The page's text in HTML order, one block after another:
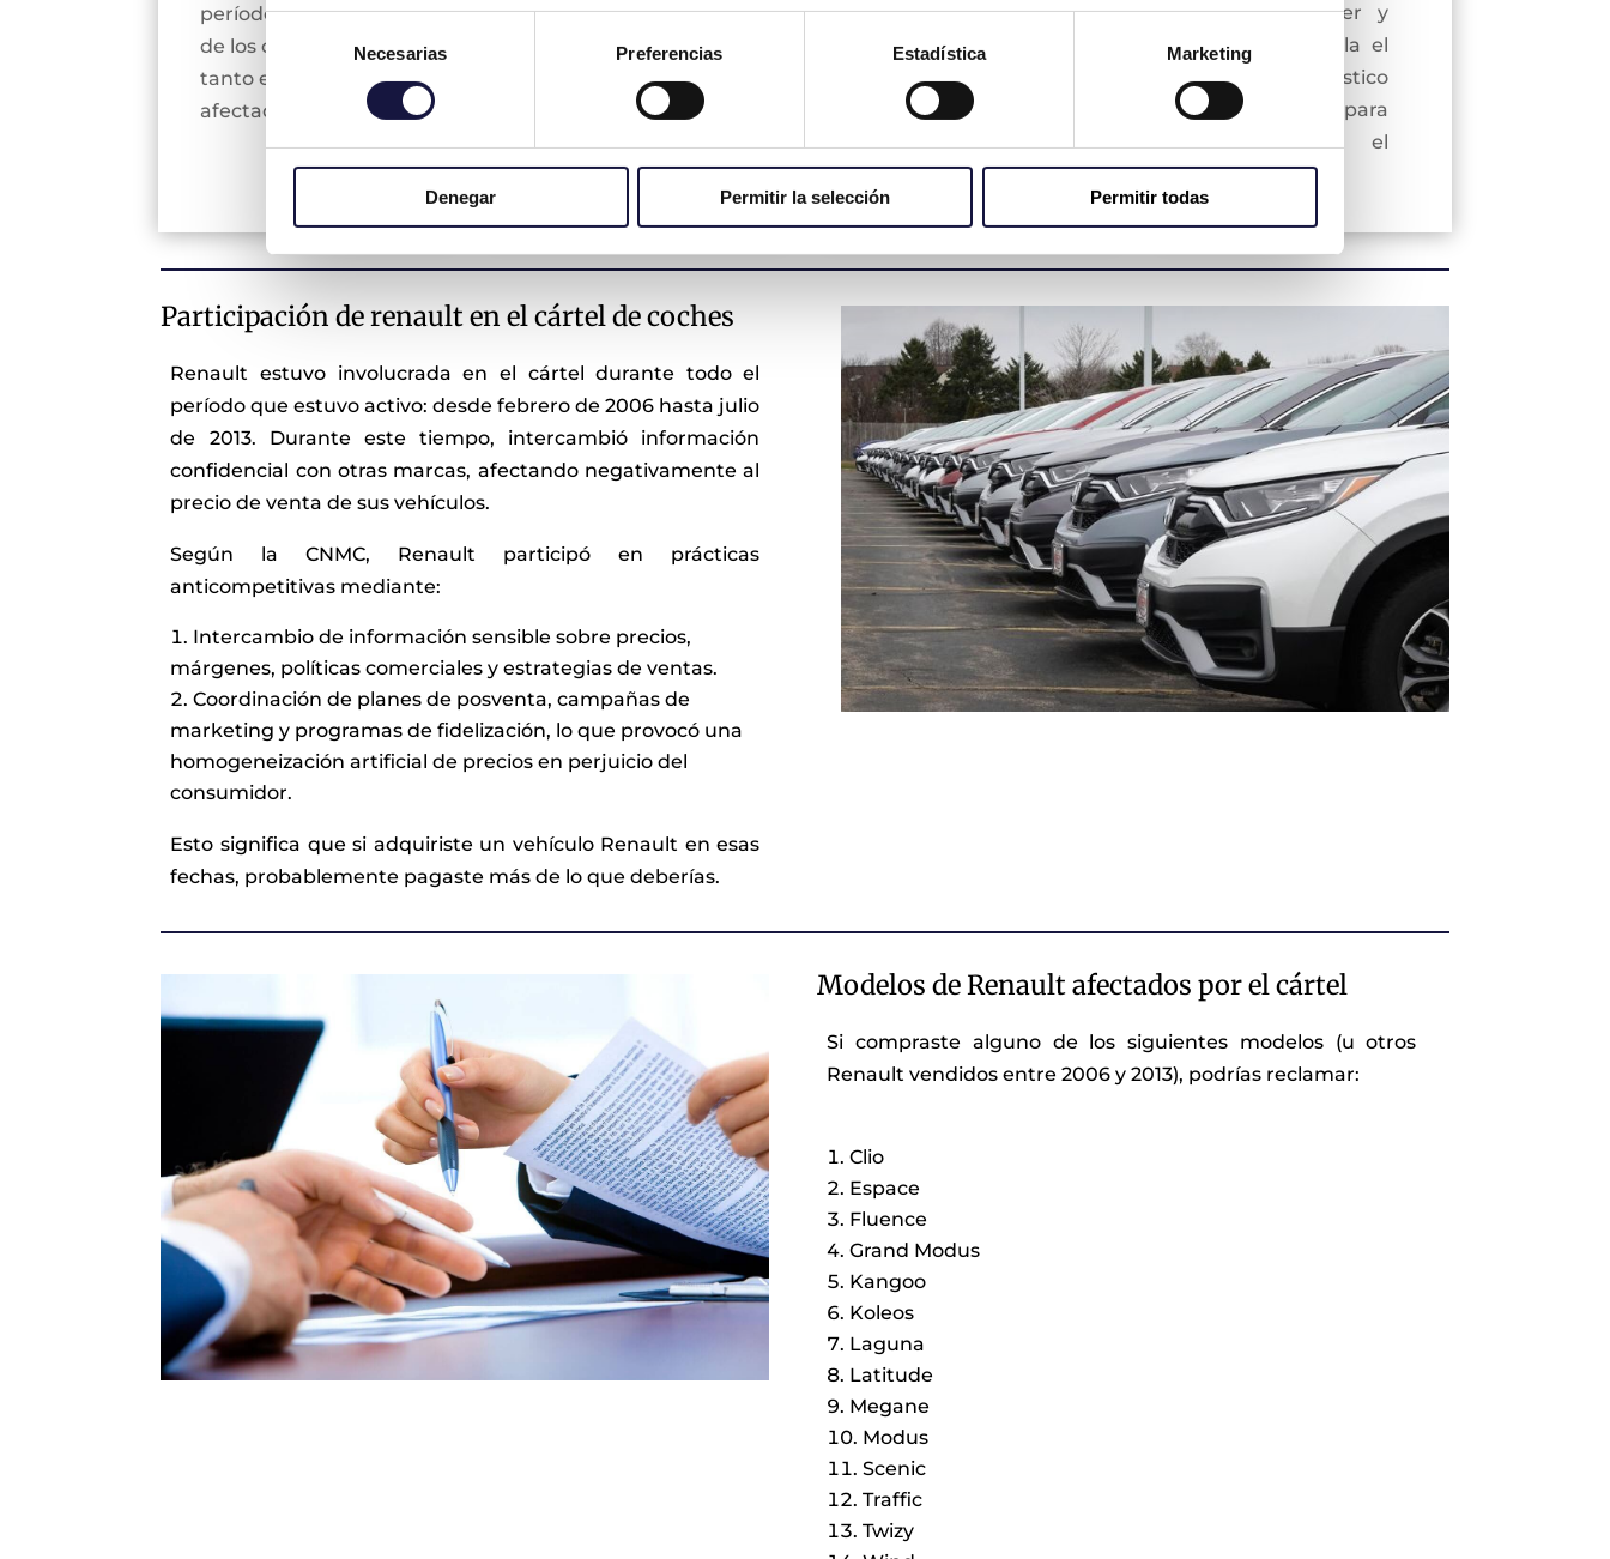
Selección
de
consentimiento
Necesarias Preferencias Estadística Marketing
Denegar Permitir la selección Permitir todas
período del cártel
de los coches, y por
tanto está
afectado.
acrediten la
titularidad y el
precio pagado por
el vehículo.
económico que ha
sufrido el
comprador por el
cártel.
tal de exponer y
explicar en sala el
criterio estadístico
seleccionado para
elaborar el
informe.
Participación de renault en el cártel de coches
Renault estuvo involucrada en el cártel durante todo el
período que estuvo activo: desde febrero de 2006 hasta julio
de 2013. Durante este tiempo, intercambió información
confidencial con otras marcas, afectando negativamente al
precio de venta de sus vehículos.
Según la CNMC, Renault participó en prácticas
anticompetitivas mediante:
Intercambio de información sensible sobre precios,
márgenes, políticas comerciales y estrategias de ventas.
Coordinación de planes de posventa, campañas de
marketing y programas de fidelización, lo que provocó una
homogeneización artificial de precios en perjuicio del
consumidor.
Esto significa que si adquiriste un vehículo Renault en esas
fechas, probablemente pagaste más de lo que deberías.
Modelos de Renault afectados por el cártel
Si compraste alguno de los siguientes modelos (u otros
Renault vendidos entre 2006 y 2013), podrías reclamar:
Clio
Espace
Fluence
Grand Modus
Kangoo
Koleos
Laguna
Latitude
Megane
Modus
Scenic
Traffic
Twizy